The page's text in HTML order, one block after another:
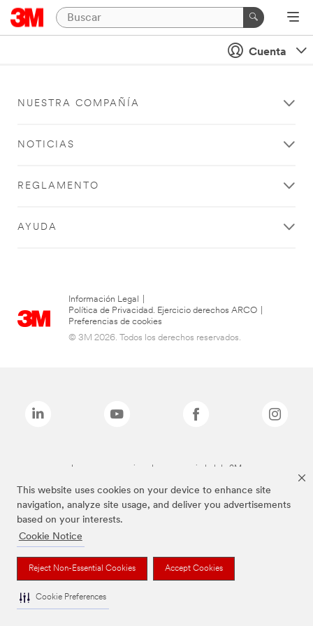
This website uses cookies on your device to enhance site
navigation, analyze site usage, and deliver you advertisements
based on your interests.
Cookie Notice
Reject Non-Essential Cookies Accept Cookies
Cookie Preferences
Cuenta
NUESTRA COMPAÑÍA
NOTICIAS
REGLAMENTO
AYUDA
Información Legal
Política de Privacidad. Ejercicio derechos ARCO
Preferencias de cookies
© 3M 2026. Todos los derechos reservados.
Las marcas mencionadas son propiedad de 3M